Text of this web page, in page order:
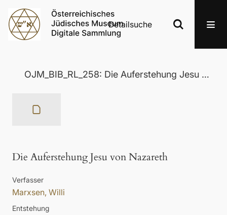
Detailsuche
OJM_BIB_RL_258: Die Auferstehung Jesu von Nazareth
Die Auferstehung Jesu von Nazareth
Verfasser
Marxsen, Willi
Entstehung